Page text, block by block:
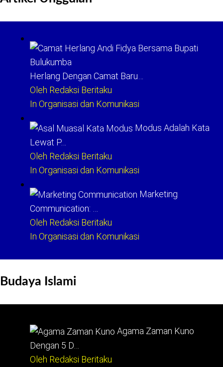
Herlang Dengan Camat Baru…
Oleh Redaksi Beritaku
In Organisasi dan Komunikasi
Modus Adalah Kata
Lewat P…
Oleh Redaksi Beritaku
In Organisasi dan Komunikasi
Marketing
Communication: …
Oleh Redaksi Beritaku
In Organisasi dan Komunikasi
Budaya Islami
Agama Zaman Kuno
Dengan 5 D…
Oleh Redaksi Beritaku